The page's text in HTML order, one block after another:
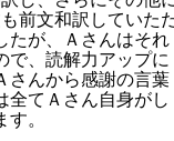
前文和訳していた
たが、Ａさんはそれ
で、読解力アップに
さんから感謝の言葉
全てＡさん自身がし
。